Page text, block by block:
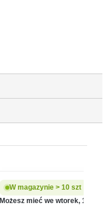
W magazynie > 10 szt
Możesz mieć we wtorek, 11.08.